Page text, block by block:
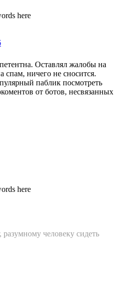
here
Оставлял жалобы на
спам, ничего не сносится.
паблик посмотреть
от ботов, несвязанных
here
разумному человеку сидеть